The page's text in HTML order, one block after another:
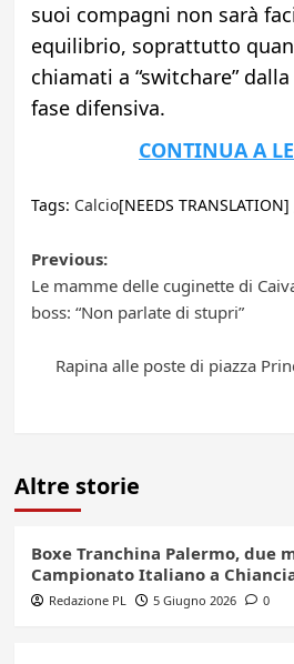
suoi compagni non sarà
equilibrio, soprattutto
chiamati a “switchare”
fase difensiva.
CONTINUA A
Tags: Calcio[NEEDS TRANSLATION]
Post
navigation
Previous:
Le mamme delle cuginette di
boss: “Non parlate di stupri”
Rapina alle poste di piazza
Altre storie
Boxe Tranchina Palermo, due
Campionato Italiano a
Redazione PL 5 Giugno 2026 0